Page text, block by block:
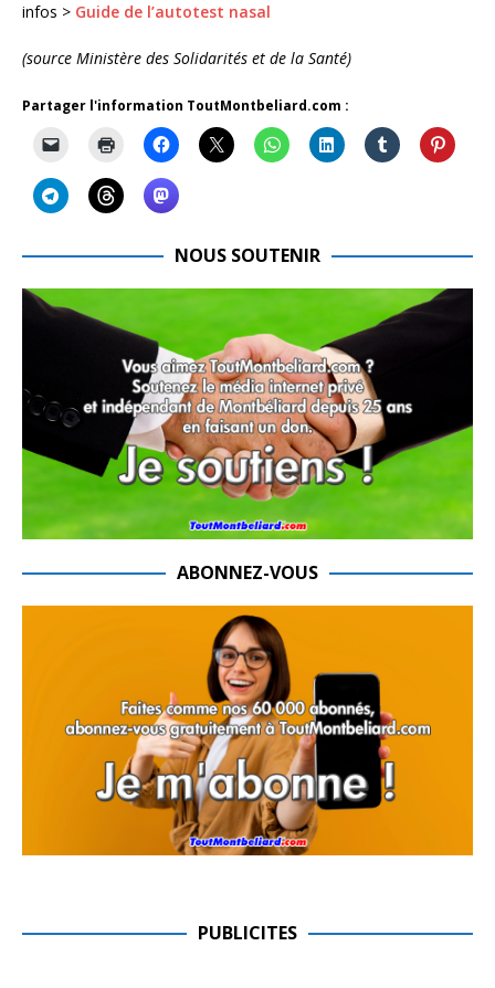
infos > Guide de l’autotest nasal
(source Ministère des Solidarités et de la Santé)
Partager l'information ToutMontbeliard.com :
NOUS SOUTENIR
ABONNEZ-VOUS
PUBLICITES